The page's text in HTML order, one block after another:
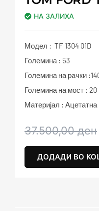
НА ЗАЛИХА
Модел : TF 1304 01D
Големина : 53
Големина на рачки
Големина на мост : 20
Материјал : Ацетатна
37.500,00ден
Original
was:
37.500,00
Current
26.250,00
ДОДАДИ ВО